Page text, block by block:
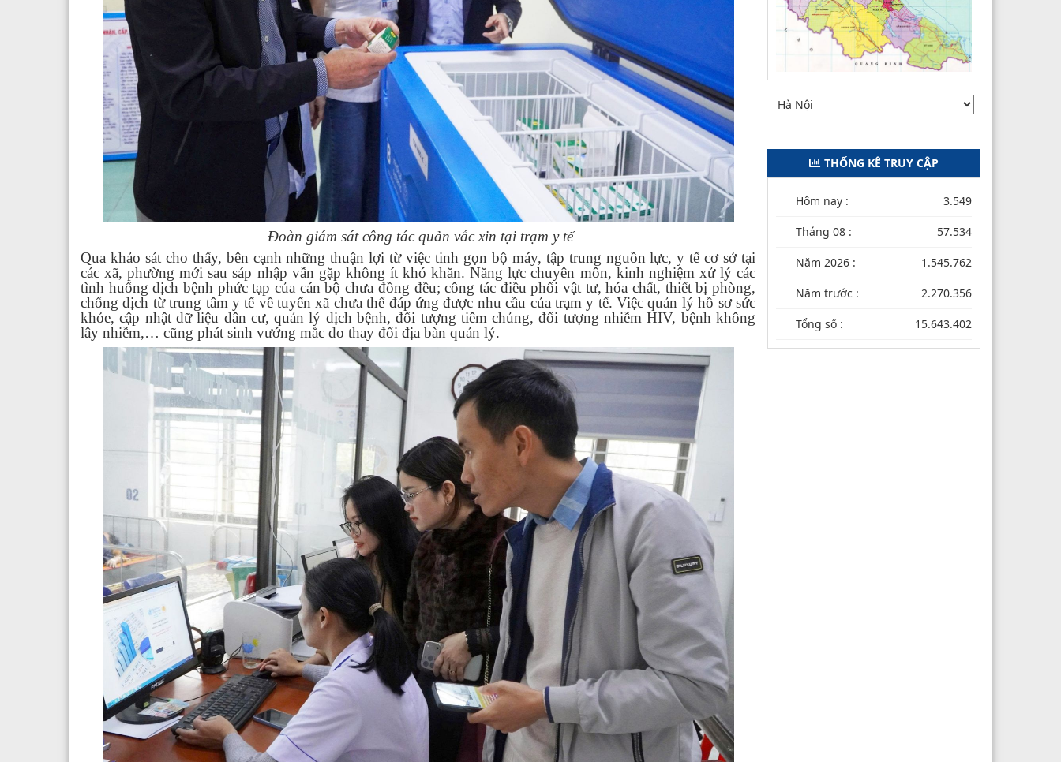
Đoàn giám sát công tác quản vắc xin tại trạm y tế
Qua khảo sát cho thấy, bên cạnh những thuận lợi từ việc tinh gọn bộ máy, tập trung nguồn lực, y tế cơ sở tại
các xã, phường mới sau sáp nhập vẫn gặp không ít khó khăn. Năng lực chuyên môn, kinh nghiệm xử lý các
tình huống dịch bệnh phức tạp của cán bộ chưa đồng đều; công tác điều phối vật tư, hóa chất, thiết bị phòng,
chống dịch từ trung tâm y tế về tuyến xã chưa thể đáp ứng được nhu cầu của trạm y tế. Việc quản lý hồ sơ sức
khỏe, cập nhật dữ liệu dân cư, quản lý dịch bệnh, đối tượng tiêm chủng, đối tượng nhiễm HIV, bệnh không
lây nhiễm,… cũng phát sinh vướng mắc do thay đổi địa bàn quản lý.
THỐNG KÊ TRUY CẬP
Hôm nay : 3.549
Tháng 08 : 57.534
Năm 2026 : 1.545.762
Năm trước : 2.270.356
Tổng số : 15.643.402